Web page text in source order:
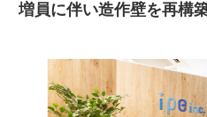
増員に伴い造作壁を再構